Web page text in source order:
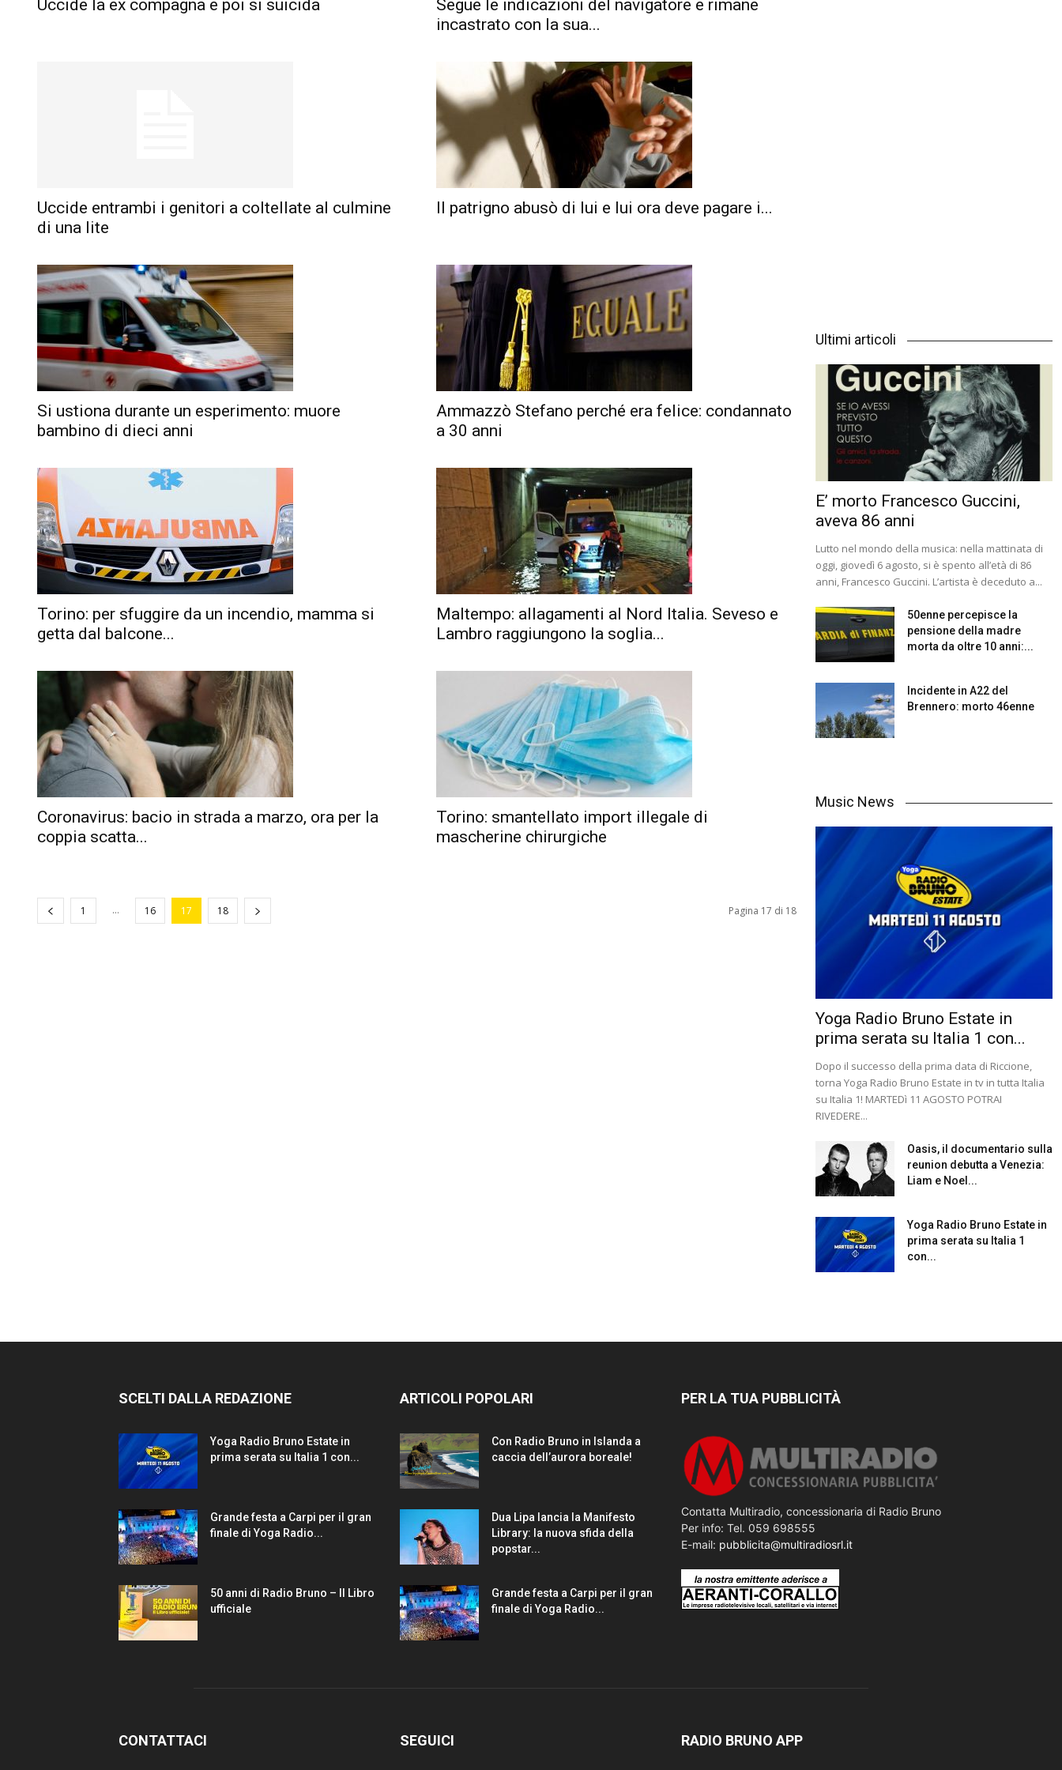
Uccide la ex compagna e poi si suicida
Segue le indicazioni del navigatore e rimane
incastrato con la sua...
Uccide entrambi i genitori a coltellate al culmine
di una lite
Il patrigno abusò di lui e lui ora deve pagare i...
Si ustiona durante un esperimento: muore
bambino di dieci anni
Ammazzò Stefano perché era felice: condannato
a 30 anni
Torino: per sfuggire da un incendio, mamma si
getta dal balcone...
Maltempo: allagamenti al Nord Italia. Seveso e
Lambro raggiungono la soglia...
Coronavirus: bacio in strada a marzo, ora per la
coppia scatta...
Torino: smantellato import illegale di
mascherine chirurgiche
1 ... 16 17 18 Pagina 17 di 18
Ultimi articoli
E’ morto Francesco Guccini,
aveva 86 anni
Lutto nel mondo della musica: nella mattinata di
oggi, giovedì 6 agosto, si è spento all’età di 86
anni, Francesco Guccini. L’artista è deceduto a...
50enne percepisce la
pensione della madre
morta da oltre 10 anni:...
Incidente in A22 del
Brennero: morto 46enne
Music News
Yoga Radio Bruno Estate in
prima serata su Italia 1 con...
Dopo il successo della prima data di Riccione,
torna Yoga Radio Bruno Estate in tv in tutta Italia
su Italia 1! MARTEDì 11 AGOSTO POTRAI
RIVEDERE...
Oasis, il documentario sulla
reunion debutta a Venezia:
Liam e Noel...
Yoga Radio Bruno Estate in
prima serata su Italia 1
con...
SCELTI DALLA REDAZIONE
Yoga Radio Bruno Estate in
prima serata su Italia 1 con...
Grande festa a Carpi per il gran
finale di Yoga Radio...
50 anni di Radio Bruno – Il Libro
ufficiale
ARTICOLI POPOLARI
Con Radio Bruno in Islanda a
caccia dell’aurora boreale!
Dua Lipa lancia la Manifesto
Library: la nuova sfida della
popstar...
Grande festa a Carpi per il gran
finale di Yoga Radio...
PER LA TUA PUBBLICITÀ
Contatta Multiradio, concessionaria di Radio Bruno
Per info: Tel. 059 698555
E-mail: pubblicita@multiradiosrl.it
CONTATTACI SEGUICI RADIO BRUNO APP